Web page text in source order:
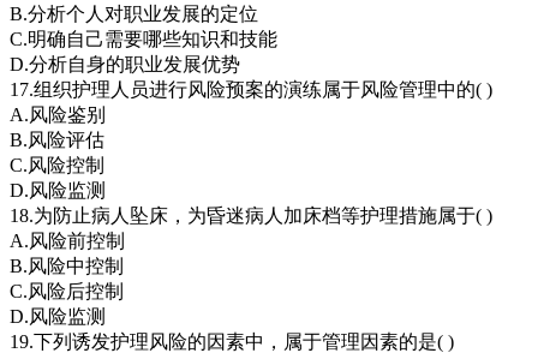
B.分析个人对职业发展的定位
C.明确自己需要哪些知识和技能
D.分析自身的职业发展优势
17.组织护理人员进行风险预案的演练属于风险管理中的( )
A.风险鉴别
B.风险评估
C.风险控制
D.风险监测
18.为防止病人坠床，为昏迷病人加床档等护理措施属于( )
A.风险前控制
B.风险中控制
C.风险后控制
D.风险监测
19.下列诱发护理风险的因素中，属于管理因素的是( )